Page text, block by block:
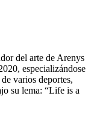
del arte de Arenys
especializándose
varios deportes,
su lema: “Life is a